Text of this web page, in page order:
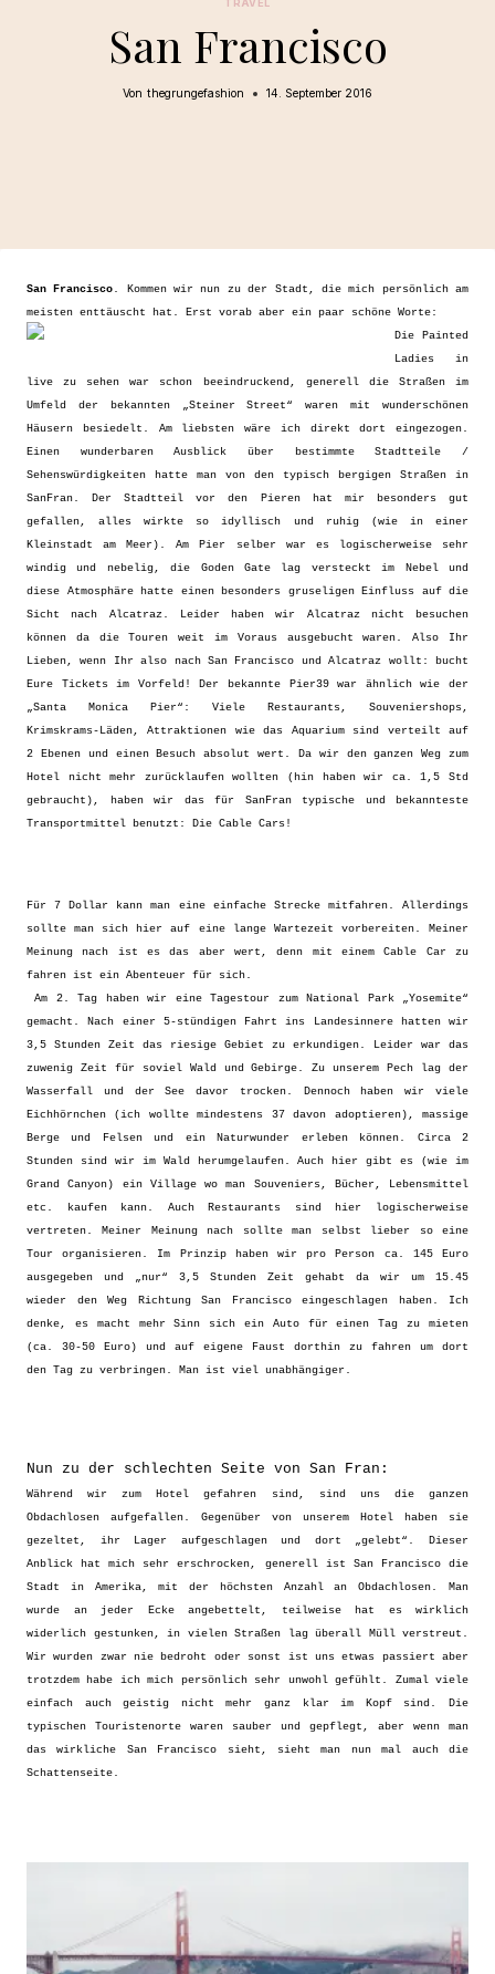
TRAVEL
San Francisco
Von thegrungefashion 14. September 2016
San Francisco. Kommen wir nun zu der Stadt, die mich persönlich am
meisten enttäuscht hat. Erst vorab aber ein paar schöne Worte:
Die Painted
Ladies in
live zu sehen war schon beeindruckend, generell die Straßen im
Umfeld der bekannten „Steiner Street“ waren mit wunderschönen
Häusern besiedelt. Am liebsten wäre ich direkt dort eingezogen.
Einen wunderbaren Ausblick über bestimmte Stadtteile /
Sehenswürdigkeiten hatte man von den typisch bergigen Straßen in
SanFran. Der Stadtteil vor den Pieren hat mir besonders gut
gefallen, alles wirkte so idyllisch und ruhig (wie in einer
Kleinstadt am Meer). Am Pier selber war es logischerweise sehr
windig und nebelig, die Goden Gate lag versteckt im Nebel und
diese Atmosphäre hatte einen besonders gruseligen Einfluss auf die
Sicht nach Alcatraz. Leider haben wir Alcatraz nicht besuchen
können da die Touren weit im Voraus ausgebucht waren. Also Ihr
Lieben, wenn Ihr also nach San Francisco und Alcatraz wollt: bucht
Eure Tickets im Vorfeld! Der bekannte Pier39 war ähnlich wie der
„Santa Monica Pier“: Viele Restaurants, Souveniershops,
Krimskrams-Läden, Attraktionen wie das Aquarium sind verteilt auf
2 Ebenen und einen Besuch absolut wert. Da wir den ganzen Weg zum
Hotel nicht mehr zurücklaufen wollten (hin haben wir ca. 1,5 Std
gebraucht), haben wir das für SanFran typische und bekannteste
Transportmittel benutzt: Die Cable Cars!
Für 7 Dollar kann man eine einfache Strecke mitfahren. Allerdings
sollte man sich hier auf eine lange Wartezeit vorbereiten. Meiner
Meinung nach ist es das aber wert, denn mit einem Cable Car zu
fahren ist ein Abenteuer für sich.
Am 2. Tag haben wir eine Tagestour zum National Park „Yosemite“
gemacht. Nach einer 5-stündigen Fahrt ins Landesinnere hatten wir
3,5 Stunden Zeit das riesige Gebiet zu erkundigen. Leider war das
zuwenig Zeit für soviel Wald und Gebirge. Zu unserem Pech lag der
Wasserfall und der See davor trocken. Dennoch haben wir viele
Eichhörnchen (ich wollte mindestens 37 davon adoptieren), massige
Berge und Felsen und ein Naturwunder erleben können. Circa 2
Stunden sind wir im Wald herumgelaufen. Auch hier gibt es (wie im
Grand Canyon) ein Village wo man Souveniers, Bücher, Lebensmittel
etc. kaufen kann. Auch Restaurants sind hier logischerweise
vertreten. Meiner Meinung nach sollte man selbst lieber so eine
Tour organisieren. Im Prinzip haben wir pro Person ca. 145 Euro
ausgegeben und „nur“ 3,5 Stunden Zeit gehabt da wir um 15.45
wieder den Weg Richtung San Francisco eingeschlagen haben. Ich
denke, es macht mehr Sinn sich ein Auto für einen Tag zu mieten
(ca. 30-50 Euro) und auf eigene Faust dorthin zu fahren um dort
den Tag zu verbringen. Man ist viel unabhängiger.
Nun zu der schlechten Seite von San Fran:
Während wir zum Hotel gefahren sind, sind uns die ganzen
Obdachlosen aufgefallen. Gegenüber von unserem Hotel haben sie
gezeltet, ihr Lager aufgeschlagen und dort „gelebt“. Dieser
Anblick hat mich sehr erschrocken, generell ist San Francisco die
Stadt in Amerika, mit der höchsten Anzahl an Obdachlosen. Man
wurde an jeder Ecke angebettelt, teilweise hat es wirklich
widerlich gestunken, in vielen Straßen lag überall Müll verstreut.
Wir wurden zwar nie bedroht oder sonst ist uns etwas passiert aber
trotzdem habe ich mich persönlich sehr unwohl gefühlt. Zumal viele
einfach auch geistig nicht mehr ganz klar im Kopf sind. Die
typischen Touristenorte waren sauber und gepflegt, aber wenn man
das wirkliche San Francisco sieht, sieht man nun mal auch die
Schattenseite.